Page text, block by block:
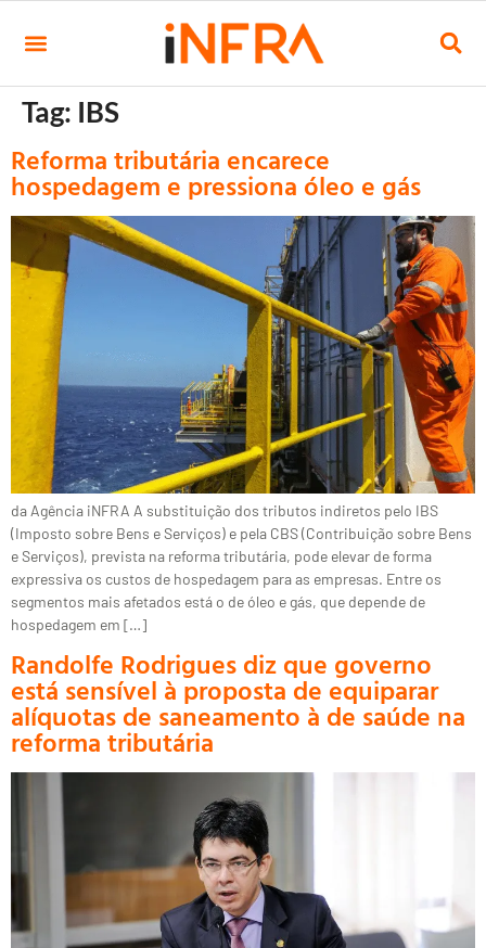
Tag: IBS
Reforma tributária encarece
hospedagem e pressiona óleo e gás
da Agência iNFRA A substituição dos tributos indiretos pelo IBS
(Imposto sobre Bens e Serviços) e pela CBS (Contribuição sobre Bens
e Serviços), prevista na reforma tributária, pode elevar de forma
expressiva os custos de hospedagem para as empresas. Entre os
segmentos mais afetados está o de óleo e gás, que depende de
hospedagem em […]
Randolfe Rodrigues diz que governo
está sensível à proposta de equiparar
alíquotas de saneamento à de saúde na
reforma tributária